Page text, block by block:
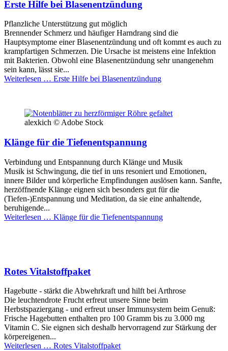
Erste Hilfe bei Blasenentzündung
Pflanzliche Unterstützung gut möglich
Brennender Schmerz und häufiger Harndrang sind die
Hauptsymptome einer Blasenentzündung und oft kommt es auch zu
krampfartigen Schmerzen. Die Ursache ist meistens eine Infektion
mit Bakterien. Obwohl eine Blasenentzündung sehr unangenehm
sein kann, lässt sie...
Weiterlesen … Erste Hilfe bei Blasenentzündung
alexkich © Adobe Stock
Klänge für die Tiefenentspannung
Verbindung und Entspannung durch Klänge und Musik
Musik ist Schwingung, die tief in uns resoniert und Emotionen,
innere Bilder und körperliche Empfindungen auslösen kann. Sanfte,
herzöffnende Klänge eignen sich besonders gut für die
(Tiefen-)Entspannung und Meditation, da sie eine anhaltende,
beruhigende...
Weiterlesen … Klänge für die Tiefenentspannung
Rotes Vitalstoffpaket
Hagebutte - stärkt die Abwehrkraft und hilft bei Arthrose
Die leuchtendrote Frucht erfreut unsere Sinne beim
Herbstspaziergang - und erfreut unser Immunsystem beim Genuß:
Frische Hagebutten enthalten pro 100 Gramm bis zu 3.000 mg
Vitamin C. Sie eignen sich deshalb hervorragend zur Stärkung der
körpereigenen...
Weiterlesen … Rotes Vitalstoffpaket